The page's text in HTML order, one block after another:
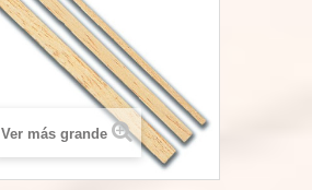
Ver más grande